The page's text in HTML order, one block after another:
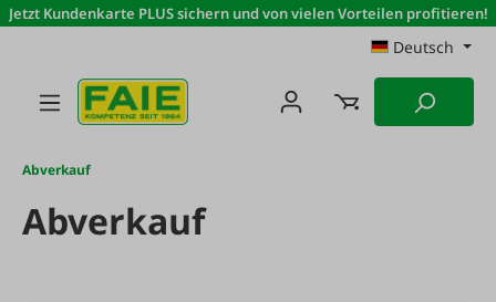
Zum Hauptinhalt springen
Jetzt Kundenkarte PLUS sichern und von vielen Vorteilen profitieren!
Deutsch
Abverkauf
Abverkauf